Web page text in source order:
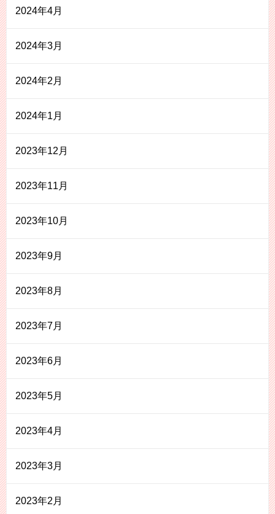
2024年4月
2024年3月
2024年2月
2024年1月
2023年12月
2023年11月
2023年10月
2023年9月
2023年8月
2023年7月
2023年6月
2023年5月
2023年4月
2023年3月
2023年2月